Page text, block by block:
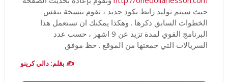
حيث سيتم توليد رابط بكود جديد ، تقوم بنسخة بنفس
الخطوات السابق ذكرها . وهكذا يمكنك ان تستعمل هذا
البرنامج القوي لمدة تزيد عن 9 اشهر ، حسب عدد
السريالات التي جمعتها من الموقع . حظ موفق
✍️ بقلم: دالي كرينو